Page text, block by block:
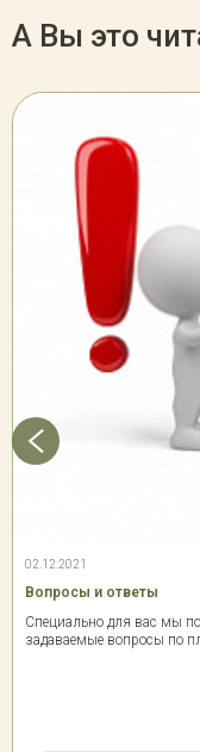
А Вы это
02.12.2021
Вопросы и ответы
Специально для вас мы
задаваемые вопросы по